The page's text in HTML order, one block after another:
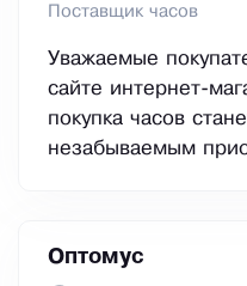
Поставщик часов
Уважаемые
сайте интернет-
покупка часов
незабываемым
Оптомус